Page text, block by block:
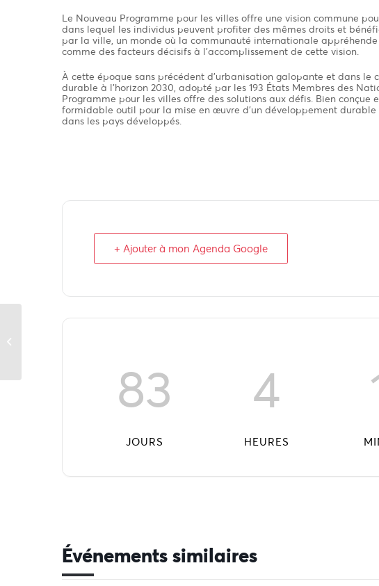
Le Nouveau Programme pour les villes offre une vision commune
dans lequel les individus peuvent profiter des mêmes droits et
par la ville, un monde où la communauté internationale
comme des facteurs décisifs à l’accomplissement de cette vision.
À cette époque sans précédent d’urbanisation galopante et dans
durable à l’horizon 2030, adopté par les 193 États Membres des
Programme pour les villes offre des solutions aux défis. Bien conçue
formidable outil pour la mise en œuvre d’un développement
dans les pays développés.
+ Ajouter à mon Agenda Google
83
JOURS
4
HEURES
Événements similaires